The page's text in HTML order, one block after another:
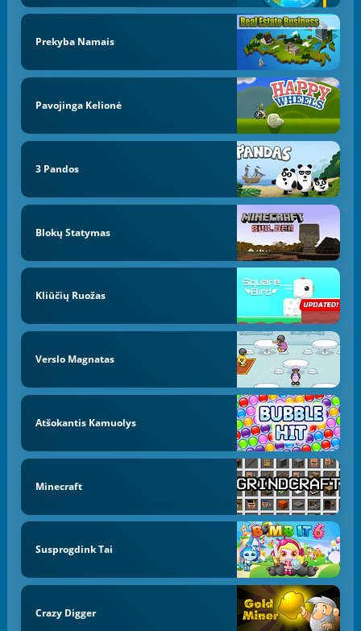
Prekyba Namais
Pavojinga Kelionė
3 Pandos
Blokų Statymas
Kliūčių Ruožas
Verslo Magnatas
Atšokantis Kamuolys
Minecraft
Susprogdink Tai
Crazy Digger